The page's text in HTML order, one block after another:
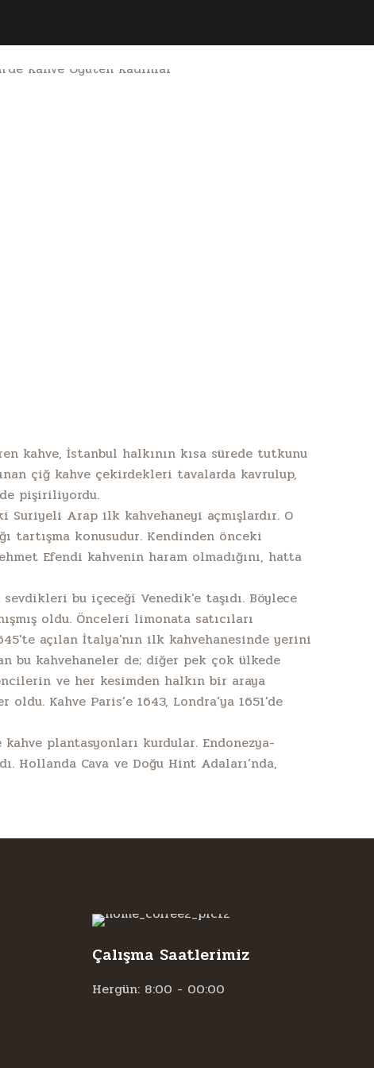
kahve, İstanbul halkının kısa sürede tutkunu
çiğ kahve çekirdekleri tavalarda kavrulup,
pişiriliyordu.
Suriyeli Arap ilk kahvehaneyi açmışlardır. O
tartışma konusudur. Kendinden önceki
Efendi kahvenin haram olmadığını, hatta
bu içeceği Venedik'e taşıdı. Böylece
oldu. Önceleri limonata satıcıları
açılan İtalya'nın ilk kahvehanesinde yerini
bu kahvehaneler de; diğer pek çok ülkede
ve her kesimden halkın bir araya
Kahve Paris’e 1643, Londra’ya 1651’de
plantasyonları kurdular. Endonezya-
Hollanda Cava ve Doğu Hint Adaları’nda,
Çalışma Saatlerimiz
Hergün: 8:00 - 00:00